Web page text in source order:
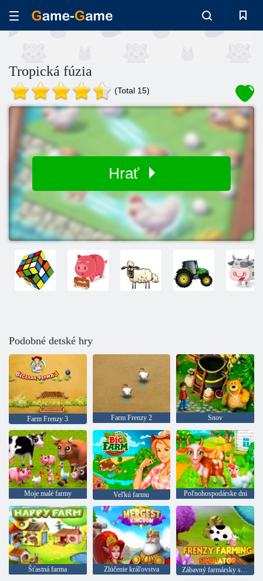
Tropická fúzia
(Total 15)
Hrať
Podobné detské hry
Farm Frenzy 3 Farm Frenzy 2 Snov
Moje malé farmy Veľkú farmu Poľnohospodárske dni
Šťastná farma Zlúčenie kráľovstva Zábavný farmársky simulátor